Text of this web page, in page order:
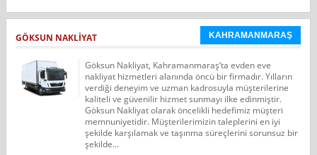
GÖKSUN NAKLİYAT KAHRAMANMARAŞ
Göksun Nakliyat, Kahramanmaraş‘ta evden eve
nakliyat hizmetleri alanında öncü bir firmadır. Yılların
verdiği deneyim ve uzman kadrosuyla müşterilerine
kaliteli ve güvenilir hizmet sunmayı ilke edinmiştir.
Göksun Nakliyat olarak öncelikli hedefimiz müşteri
memnuniyetidir. Müşterilerimizin taleplerini en iyi
şekilde karşılamak ve taşınma süreçlerini sorunsuz bir
şekilde...